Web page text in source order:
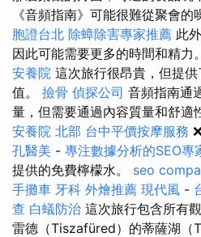
《音頻指南》可能很難從聚會的
胞證台北 除蟑除害專家推薦 此
因此可能需要更多的時間和精力
安養院 這次旅行很昂貴，但提
值。 撿骨 偵探公司 音頻指南通
量，但需要通過內容質量和舒適
安養院 北部 台中平價按摩服務
孔醫美 - 專注數據分析的SEO專
提供的免費檸檬水。 seo
手攤車 牙科 外燴推薦 現代風 -
查 白蟻防治 這次旅行包含所有
雷德（Tiszafüred）的蒂薩湖（